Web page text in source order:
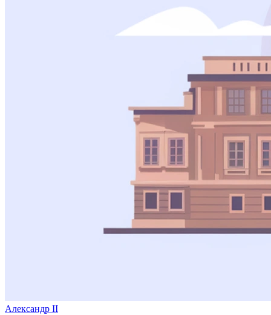
Александр II